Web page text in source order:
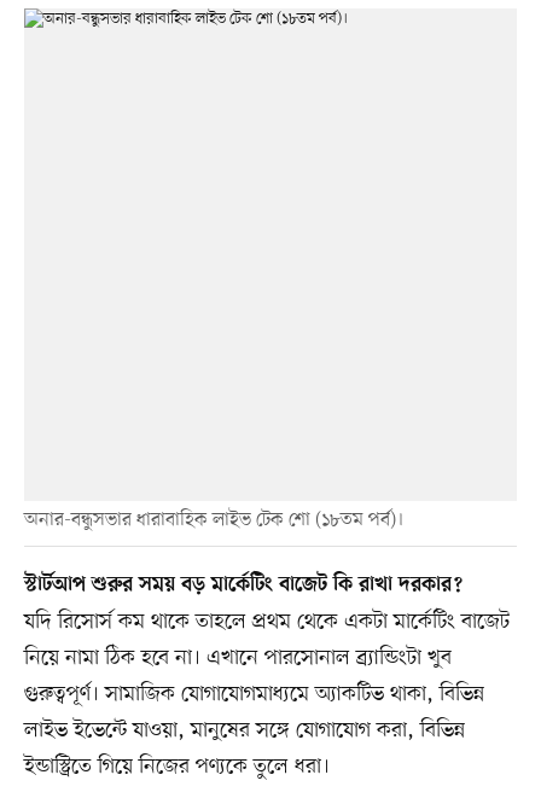
অনার-বন্ধুসভার ধারাবাহিক লাইভ টেক শো (১৮তম পর্ব)।
স্টার্টআপ শুরুর সময় বড় মার্কেটিং বাজেট কি রাখা দরকার?
যদি রিসোর্স কম থাকে তাহলে প্রথম থেকে একটা মার্কেটিং বাজেট
নিয়ে নামা ঠিক হবে না। এখানে পারসোনাল ব্র্যান্ডিংটা খুব
গুরুত্বপূর্ণ। সামাজিক যোগাযোগমাধ্যমে অ্যাকটিভ থাকা, বিভিন্ন
লাইভ ইভেন্টে যাওয়া, মানুষের সঙ্গে যোগাযোগ করা, বিভিন্ন
ইন্ডাস্ট্রিতে গিয়ে নিজের পণ্যকে তুলে ধরা।